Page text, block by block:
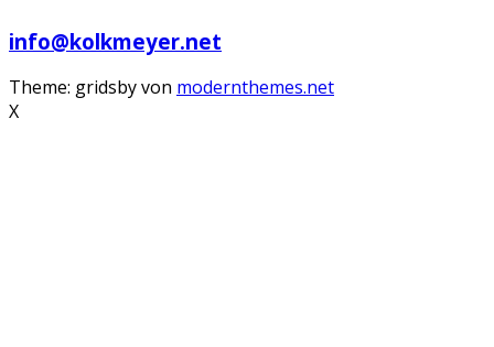
info@kolkmeyer.net
Theme: gridsby von modernthemes.net
X